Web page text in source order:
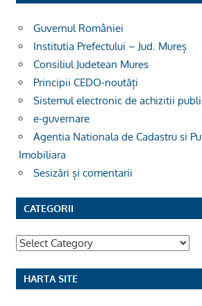
Guvernul României
Institutia Prefectului – Jud. Mureș
Consiliul Judetean Mures
Principii CEDO-noutăți
Sistemul electronic de achizitii
e-guvernare
Agentia Nationala de Cadastru si
Imobiliara
Sesizări și comentarii
CATEGORII
Categorii
HARTA SITE